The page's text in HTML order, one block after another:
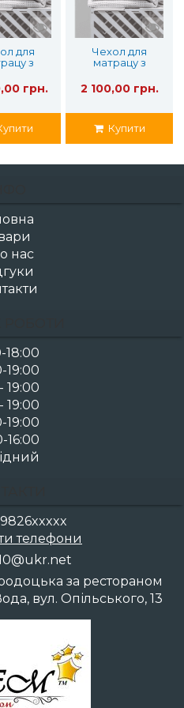
для
з
грн.
Чехол для
матрацу з
ою мембраною
160х200
2 100,00 грн.
Купити
нас
18:00
19:00
19:00
19:00
19:00
16:00
телефони
@ukr.net
за рестораном
вул. Опільського, 13